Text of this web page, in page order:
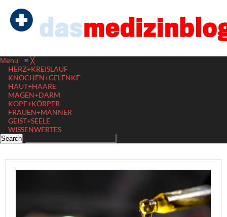
Menu ≡ ╳
HERZ+KREISLAUF
KNOCHEN+GELENKE
HAUT+HAARE
MAGEN+DARM
KOPF+KÖRPER
FRAUEN+MÄNNER
GEIST+SEELE
WISSENWERTES